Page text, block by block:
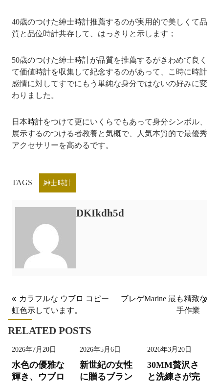
40歳のつけた紳士時計推薦するのが実用的で美しくて品
質と品位時計共存して、はっきりと示します；
50歳のつけた紳士時計が品質を推薦するがきわめて良く
て価値時計を収集して紀念するのがあって、こ時に時計
感情に対してすでにもう単純な身分ではないの好みに変
わりました。
日本時計をつけて更にいくらでもあって身分シンボル、
展示するのつける者教養と気概で、人気本質的で最優秀
アクセサリーを高めるです。
TAGS 紳士時計
DKIkdh5d
投
稿
ナ
ビ
ゲ
ー
カラフルな ウブロ コピー
虹色示しています。
ブレゲMarine 最も精致な
手作業
RELATED POSTS
2026年7月20日
水色の優雅な
輝き、ウブロ
2026年5月6日
新世紀の女性
に贈るブラン
2026年3月20日
30MM贅沢さ
と洗練さが完